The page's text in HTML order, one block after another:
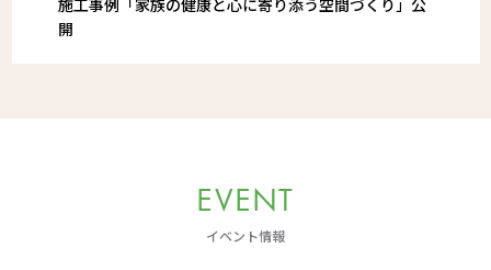
施工事例「家族の健康と心に寄り添う空間づくり」公
開
EVENT
イベント情報